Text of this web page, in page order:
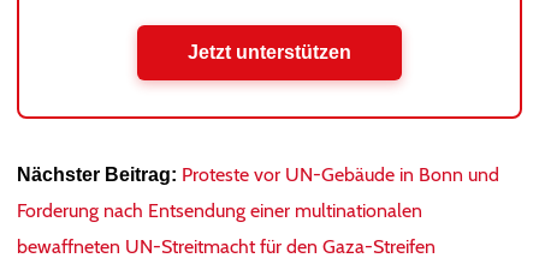
Jetzt unterstützen
Nächster Beitrag: Proteste vor UN-Gebäude in Bonn und
Forderung nach Entsendung einer multinationalen
bewaffneten UN-Streitmacht für den Gaza-Streifen